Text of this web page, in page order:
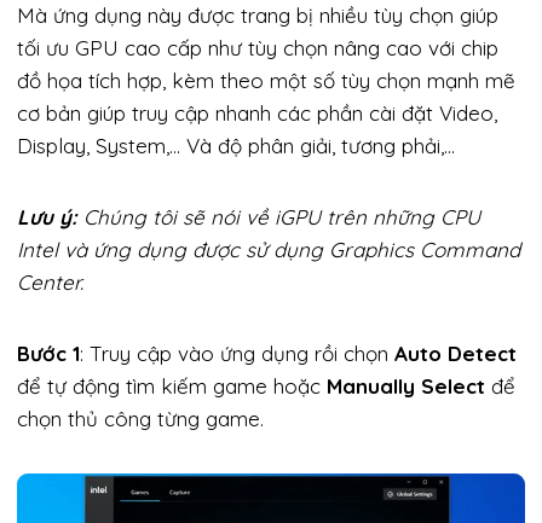
Mà ứng dụng này được trang bị nhiều tùy chọn giúp
tối ưu GPU cao cấp như tùy chọn nâng cao với chip
đồ họa tích hợp, kèm theo một số tùy chọn mạnh mẽ
cơ bản giúp truy cập nhanh các phần cài đặt Video,
Display, System,… Và độ phân giải, tương phải,…
Lưu ý:Chúng tôi sẽ nói về iGPU trên những CPU
Intel và ứng dụng được sử dụng Graphics Command
Center.
Bước 1: Truy cập vào ứng dụng rồi chọn Auto Detect
để tự động tìm kiếm game hoặc Manually Select để
chọn thủ công từng game.